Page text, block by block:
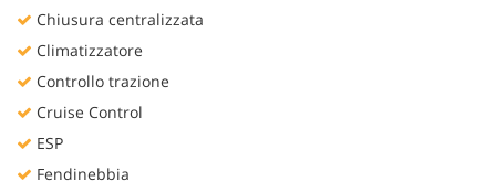
Chiusura centralizzata
Climatizzatore
Controllo trazione
Cruise Control
ESP
Fendinebbia